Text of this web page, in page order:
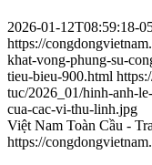
2026-01-12T08:59:18-
https://
khat-vong-phung-su-
tieu-bieu-900.html
tuc/2026_01/hinh-anh-
cua-cac-vi-thu-linh.jpg
Việt Nam Toàn Cầu -
https://